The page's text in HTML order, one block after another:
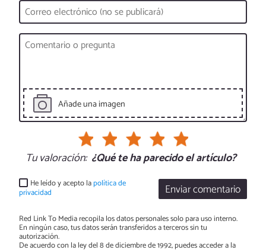
Añade una imagen
Tu valoración: ¿Qué te ha parecido el artículo?
Enviar comentario
He leído y acepto lapolítica de
privacidad
Red Link To Media recopila los datos personales solo para uso interno.
En ningún caso, tus datos serán transferidos a terceros sin tu
autorización.
De acuerdo con la ley del 8 de diciembre de 1992, puedes acceder a la